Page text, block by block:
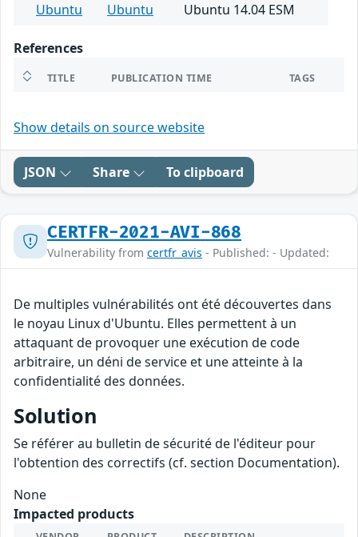
Ubuntu
Ubuntu Ubuntu 14.04 ESM
References
TITLE PUBLICATION TIME TAGS
Show details on source website
JSON Share To clipboard
CERTFR-2021-AVI-868
Vulnerability from certfr_avis - Published: - Updated:
De multiples vulnérabilités ont été découvertes dans
le noyau Linux d'Ubuntu. Elles permettent à un
attaquant de provoquer une exécution de code
arbitraire, un déni de service et une atteinte à la
confidentialité des données.
Solution
Se référer au bulletin de sécurité de l'éditeur pour
l'obtention des correctifs (cf. section Documentation).
None
Impacted products